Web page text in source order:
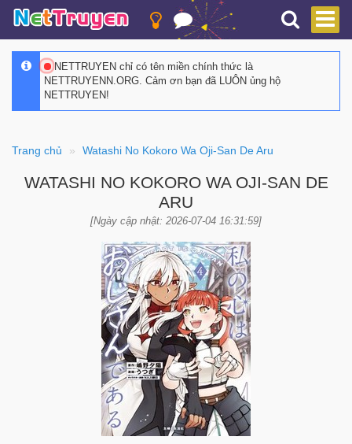
NETTRUYEN chỉ có tên miền chính thức là
NETTRUYENN.ORG. Cảm ơn bạn đã LUÔN ủng hộ
NETTRUYEN!
Trang chủ Watashi No Kokoro Wa Oji-San De Aru
WATASHI NO KOKORO WA OJI-SAN DE
ARU
[Ngày cập nhật: 2026-07-04 16:31:59]